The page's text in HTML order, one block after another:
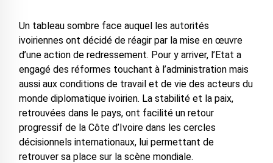
Un tableau sombre face auquel les autorités
ivoiriennes ont décidé de réagir par la mise en œuvre
d’une action de redressement. Pour y arriver, l’Etat a
engagé des réformes touchant à l’administration mais
aussi aux conditions de travail et de vie des acteurs du
monde diplomatique ivoirien. La stabilité et la paix,
retrouvées dans le pays, ont facilité un retour
progressif de la Côte d’Ivoire dans les cercles
décisionnels internationaux, lui permettant de
retrouver sa place sur la scène mondiale.